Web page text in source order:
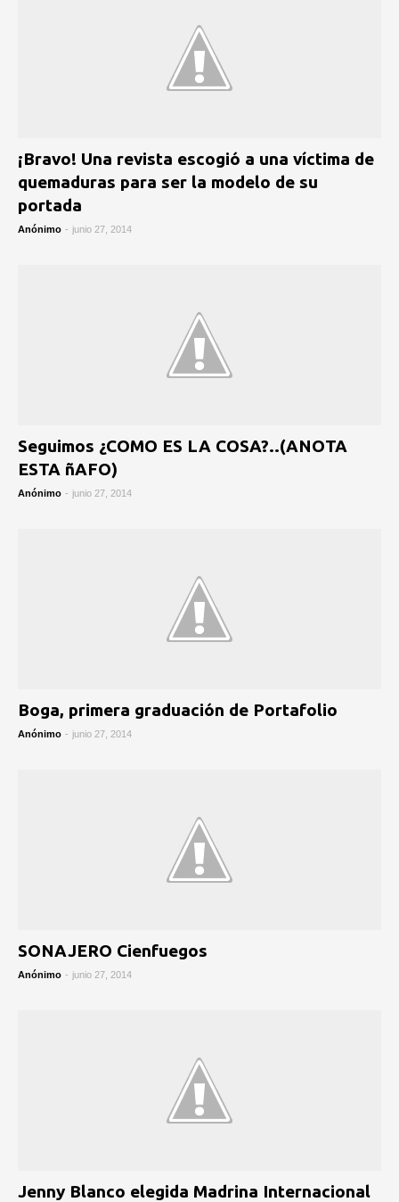
¡Bravo! Una revista escogió a una víctima de
quemaduras para ser la modelo de su
portada
Anónimo - junio 27, 2014
Seguimos ¿COMO ES LA COSA?..(ANOTA
ESTA ñAFO)
Anónimo - junio 27, 2014
Boga, primera graduación de Portafolio
Anónimo - junio 27, 2014
SONAJERO Cienfuegos
Anónimo - junio 27, 2014
Jenny Blanco elegida Madrina Internacional